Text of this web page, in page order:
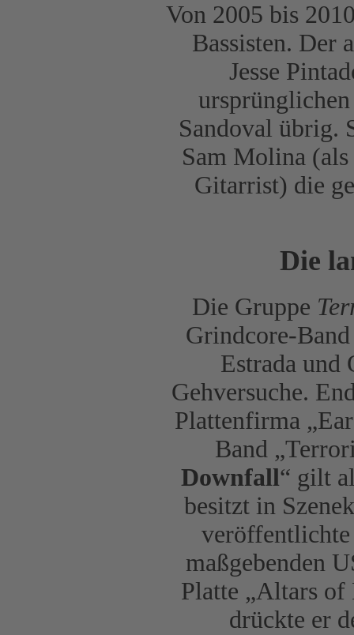
Von 2005 bis
Bassisten. Der
Jesse
Sandoval übrig.
Sam Molina
Gitarrist) die
Die
Die Gruppe
Grindcore-
Estrada und
Gehversuche.
Plattenfirma
Band
Downfall“ gilt
besitzt in
veröffentlichte
maßgebenden
Platte „Altars of
drückte er